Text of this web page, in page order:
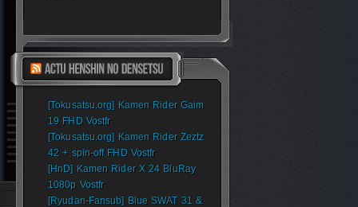
[Tokusatsu.org] Kamen Rider Gaim
19 FHD Vostfr
[Tokusatsu.org] Kamen Rider Zeztz
42 + spin-off FHD Vostfr
[HnD] Kamen Rider X 24 BluRay
1080p Vostfr
[Ryudan-Fansub] Blue SWAT 31 &